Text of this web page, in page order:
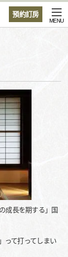
預約訂房
MENU
成長を期する」国
って打ってしまい